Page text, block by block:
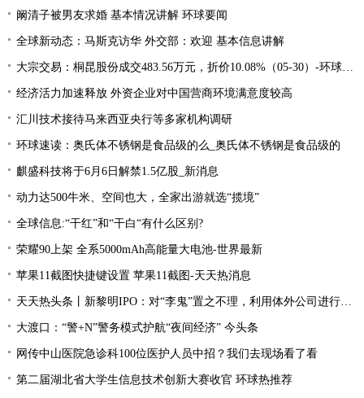
阚清子被男友求婚 基本情况讲解 环球要闻
全球新动态：马斯克访华 外交部：欢迎 基本信息讲解
大宗交易：桐昆股份成交483.56万元，折价10.08%（05-30）-环球速看料
经济活力加速释放 外资企业对中国营商环境满意度较高
汇川技术接待马来西亚央行等多家机构调研
环球速读：奥氏体不锈钢是食品级的么_奥氏体不锈钢是食品级的
麒盛科技将于6月6日解禁1.5亿股_新消息
动力达500牛米、空间也大，全家出游就选“揽境”
全球信息:“干红”和“干白“有什么区别?
荣耀90上架 全系5000mAh高能量大电池-世界最新
苹果11截图快捷键设置 苹果11截图-天天热消息
天天热头条丨新黎明IPO：对“李鬼”置之不理，利用体外公司进行资金循环，忽视员工权益
大渡口：“警+N”警务模式护航“夜间经济” 今头条
网传中山医院急诊科100位医护人员中招？我们去现场看了看
第二届湖北省大学生信息技术创新大赛收官 环球热推荐